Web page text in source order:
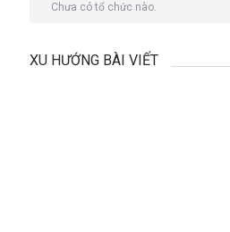
Chưa có tổ chức nào.
XU HƯỚNG BÀI VIẾT